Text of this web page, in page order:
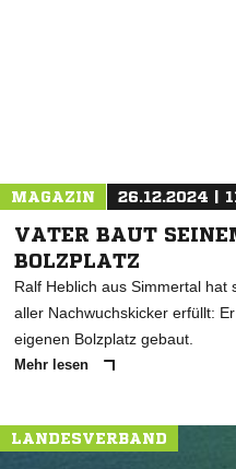
MAGAZIN 26.12.2024 |
VATER BAUT
BOLZPLATZ
Ralf Heblich aus Simmertal hat
aller Nachwuchskicker erfüllt:
eigenen Bolzplatz gebaut.
Mehr lesen
LANDESVERBAND